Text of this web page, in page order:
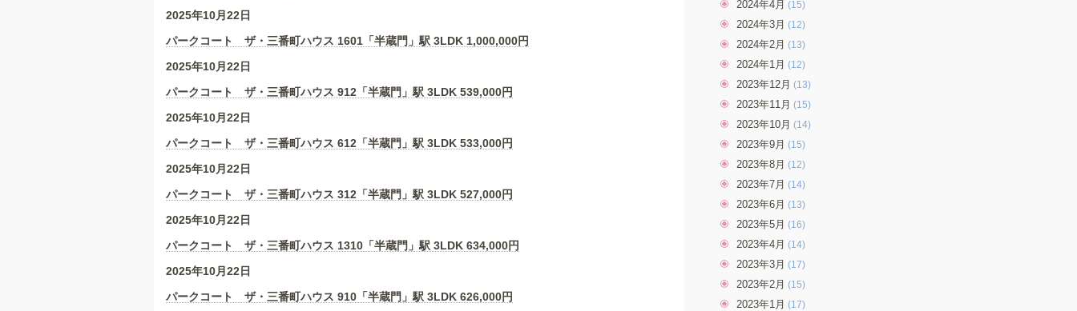
2025年10月22日
パークコート ザ・三番町ハウス 1601「半蔵門」駅 3LDK 1,000,000円
2025年10月22日
パークコート ザ・三番町ハウス 912「半蔵門」駅 3LDK 539,000円
2025年10月22日
パークコート ザ・三番町ハウス 612「半蔵門」駅 3LDK 533,000円
2025年10月22日
パークコート ザ・三番町ハウス 312「半蔵門」駅 3LDK 527,000円
2025年10月22日
パークコート ザ・三番町ハウス 1310「半蔵門」駅 3LDK 634,000円
2025年10月22日
パークコート ザ・三番町ハウス 910「半蔵門」駅 3LDK 626,000円
2024年4月 (15)
2024年3月 (12)
2024年2月 (13)
2024年1月 (12)
2023年12月 (13)
2023年11月 (15)
2023年10月 (14)
2023年9月 (15)
2023年8月 (12)
2023年7月 (14)
2023年6月 (13)
2023年5月 (16)
2023年4月 (14)
2023年3月 (17)
2023年2月 (15)
2023年1月 (17)